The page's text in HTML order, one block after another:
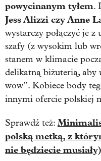
powycinanym tyłem.
Jess Alizzi czy Anne
wystarczy połączyć je
szafy (z wysokim lub
stanem w klimacie
delikatną biżuterią, aby
wow”. Kobiece body
innymi ofercie polskiej
Sprawdź też:
polską metką, z
nie będziecie